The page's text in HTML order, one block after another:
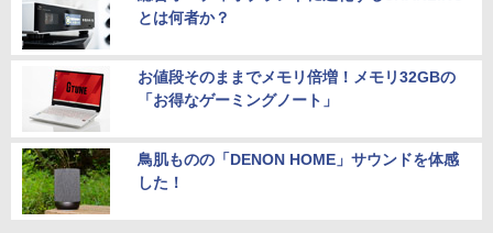
とは何者か？
お値段そのままでメモリ倍増！メモリ32GBの
「お得なゲーミングノート」
鳥肌ものの「DENON HOME」サウンドを体感
した！